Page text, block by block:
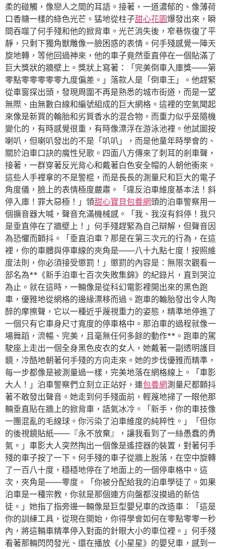
柔的碰觸，像戀人之間的耳語。接著，一道濃郁的、像薄荷
口香糖一樣的綠色光芒。猛地從柱子甜心花園爆發出來，瞬
間吞噬了何手殘和他的掀背車。光芒消失後，窄巷恢復了平
靜，只剩下獨角獸雕像一臉困惑的表情。何手殘感覺一陣天
旋地轉，等他回過神來，他的車子竟然垂直停在一個貼滿了
巨大獎狀的牆壁上。獎狀上寫著：「完美倒車入庫獎——第
零點零零零零零九度偏差。」落款人是「倒車王」。他趕緊
從車窗探出頭，發現周圍不再是熟悉的城市街道，而是一望
無際、由無數白線和編號組成的巨大網格。這裡的空氣聞起
來像是新買的輪胎和劣質香水的混合物，而重力似乎是隨機
變化的，有時感覺很重，有時像漂浮在游泳池裡。他試圖按
喇叭，但喇叭發出的不是「叭叭」，而是他童年時學會的、
關於泊車口訣的魔性兒歌。四面八方傳來了刺耳的剎車聲，
接著，一群穿著反光背心和戴著白色安全帽的人朝他衝來。
這些人手裡拿的不是警棍，而是長長的測量尺和巨大的電子
角度儀，臉上的表情極度嚴肅。「違反泊車維度基本法！斜
停入庫！罪大惡極！」領甜心寶貝包養網頭的泊車警察用一
個擴音器大喊，聲音充滿機械感。「我、我沒有斜停！我只
是垂直停在了牆壁上！」何手殘趕緊為自己辯解，但聲音因
為恐懼而顫抖。「垂直泊車？那是在第三次元的行為，在這
裡，你的車體與停車線的夾角是——八十九點七度！按照維
度法則，你必須接受懲罰！」懲罰的內容是：無限次觀看一
部名為**《新手泊車七百次失敗集錦》的紀錄片，直到哭泣
為止。就在這時，一輛像是從科幻電影裡開出來的黑色跑
車，優雅地從網格的邊緣漂移而過。跑車的輪胎發出令人陶
醉的摩擦聲，它以一種近乎蔑視重力的姿態，精準地停進了
一個只有它車身尺寸寬度的停車格中。那泊車的過程就像一
場舞蹈，流暢、完美，且毫無任何多餘的動作**。跑車的駕
駛座上走出一個全身黑色皮衣的女人，她戴著一副透明護目
鏡，冷酷地朝著何手殘的方向走來。她的步伐優雅而精準，
每一步都像是被測量過一樣，完美地落在網格線上。「車影
大人！」泊車警察們立刻立正站好，連包養網測量尺都顫抖
著不敢發出聲音。她走到何手殘面前，輕蔑地掃了一眼他那
輛垂直貼在牆上的掀背車，語氣冰冷。「新手，你的車技像
一團混亂的毛線球。你污染了泊車維度的純粹性。」「但你
的後視鏡貼紙——『永不放棄』，讓我看到了一絲愚蠢的勇
氣。」車影大人突然掏出一個像是遙控器的裝置，對著何手
殘的車子按了一下。何手殘的車子從牆上脫落，在空中旋轉
了一百八十度，穩穩地停在了地面上的一個停車格中。這
次，夾角是——零度。「你被分配給我的泊車學徒了。如果
泊車是一種宗教，你就是那個連方向盤都沒摸過的新信
徒。」她指了指旁邊一輛像是巨型嬰兒車的改造車：「這是
你的訓練工具，從現在開始，你得學會如何在零點零零一秒
內，將這輛車精準停入對面的針眼大小的車位裡。」何手殘
看著那輛閃閃發光、還在播放《小星星》的嬰兒車，感到一